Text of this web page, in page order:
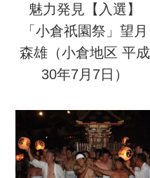
魅力発見【入選】
「小倉祇園祭」望月
森雄（小倉地区 平成
30年7月7日）